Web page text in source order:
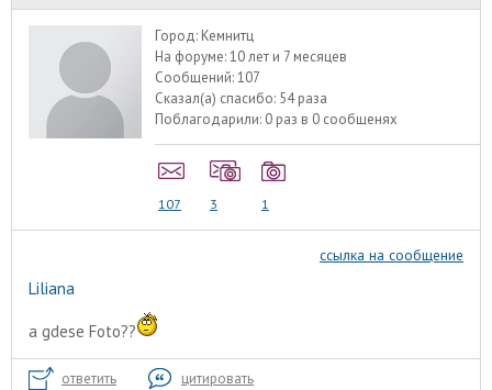
Город: Кемнитц
На форуме:10 лет и 7 месяцев
Сообщений:107
Сказал(а) спасибо: 54 раза
Поблагодарили: 0 раз в 0 сообщенях
107 3 1
ссылка на сообщение
Liliana
a gdese Foto??
ответить цитировать